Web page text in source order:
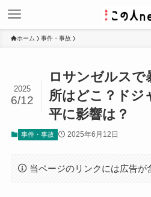
ホーム 事件・事故
ロサンゼルスで
所はどこ？ドジ
平に影響は？
2025
6/12
事件・事故 2025年6月12日
当ページのリンクには広告が